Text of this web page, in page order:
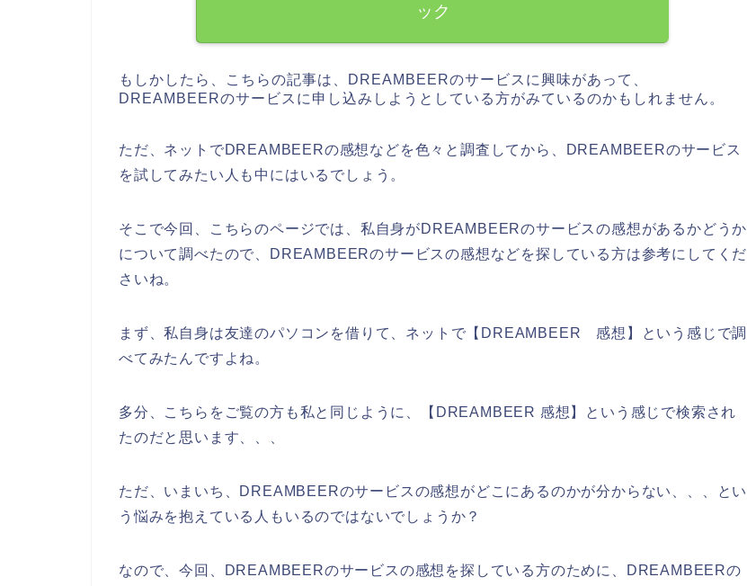
ック
もしかしたら、こちらの記事は、DREAMBEERのサービスに興味があって、
DREAMBEERのサービスに申し込みしようとしている方がみているのかもしれません。
ただ、ネットでDREAMBEERの感想などを色々と調査してから、DREAMBEERのサービス
を試してみたい人も中にはいるでしょう。
そこで今回、こちらのページでは、私自身がDREAMBEERのサービスの感想があるかどうか
について調べたので、DREAMBEERのサービスの感想などを探している方は参考にしてくだ
さいね。
まず、私自身は友達のパソコンを借りて、ネットで【DREAMBEER 感想】という感じで調
べてみたんですよね。
多分、こちらをご覧の方も私と同じように、【DREAMBEER 感想】という感じで検索され
たのだと思います、、、
ただ、いまいち、DREAMBEERのサービスの感想がどこにあるのかが分からない、、、とい
う悩みを抱えている人もいるのではないでしょうか？
なので、今回、DREAMBEERのサービスの感想を探している方のために、DREAMBEERの